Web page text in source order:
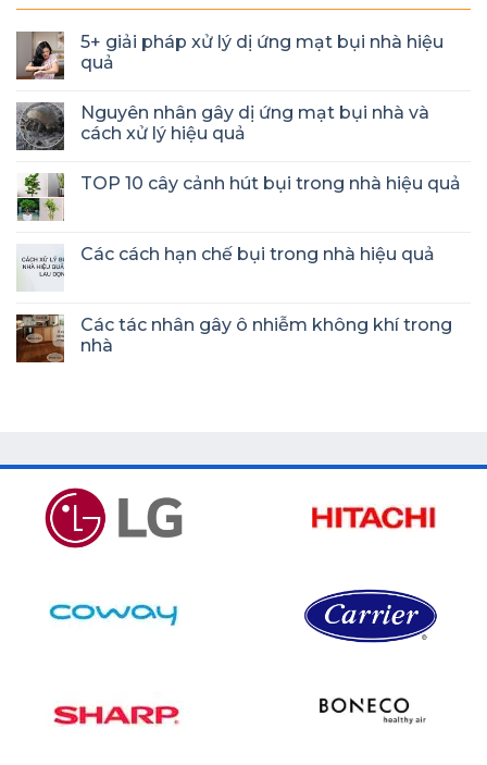
5+ giải pháp xử lý dị ứng mạt bụi nhà hiệu
quả
Nguyên nhân gây dị ứng mạt bụi nhà và
cách xử lý hiệu quả
TOP 10 cây cảnh hút bụi trong nhà hiệu quả
Các cách hạn chế bụi trong nhà hiệu quả
Các tác nhân gây ô nhiễm không khí trong
nhà